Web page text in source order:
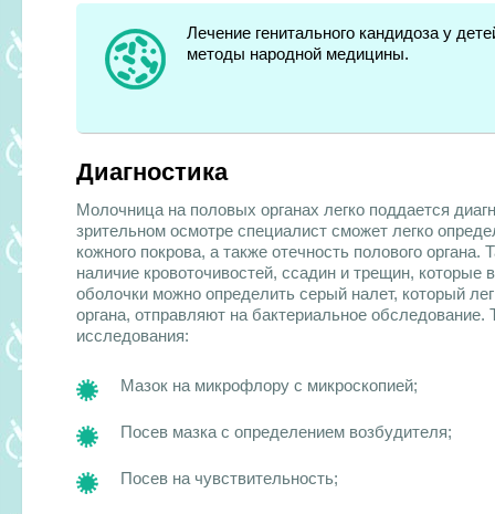
Лечение генитального кандидоза у
методы народной медицины.
Диагностика
Молочница на половых органах легко поддается
зрительном осмотре специалист сможет легко
кожного покрова, а также отечность полового
наличие кровоточивостей, ссадин и трещин, которые
оболочки можно определить серый налет, который
органа, отправляют на бактериальное
исследования:
Мазок на микрофлору с микроскопией;
Посев мазка с определением возбудителя;
Посев на чувствительность;